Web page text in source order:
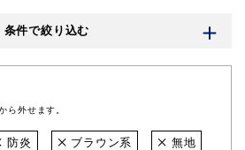
条件で絞り込む
ら外せます。
防炎 ブラウン系 無地